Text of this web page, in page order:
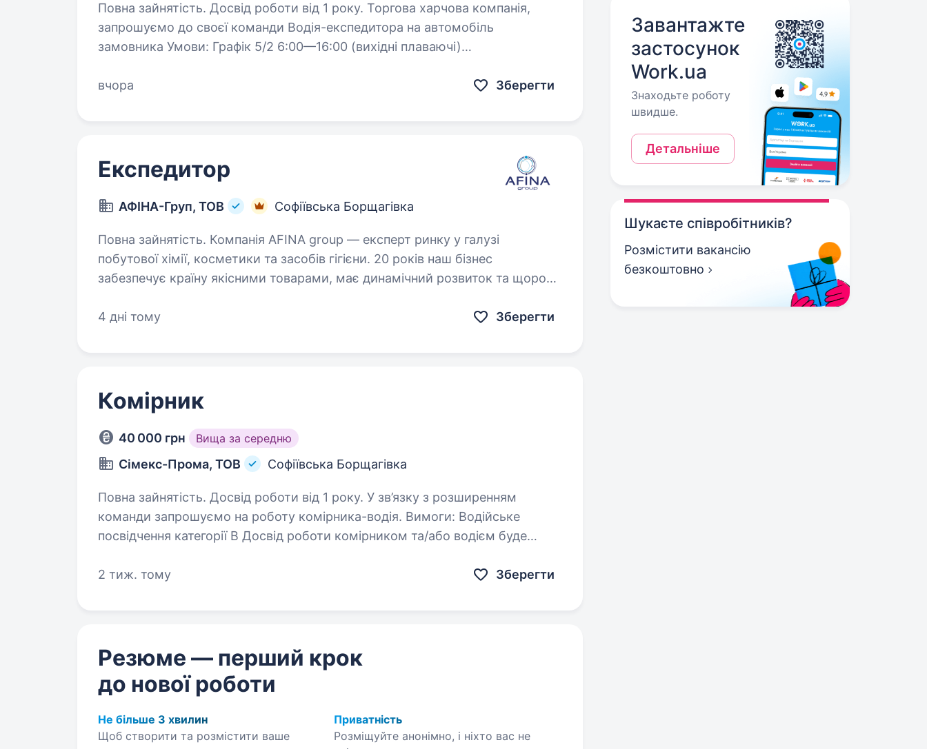
Повна зайнятість. Досвід роботи від 1 року. Торгова харчова компанія,
запрошуємо до своєї команди Водія-експедитора на автомобіль
замовника Умови: Графік 5/2 6:00—16:00 (вихідні плаваючі)
оформлення…
вчора Зберегти
Експедитор
АФІНА-Груп, ТОВ Софіївська Борщагівка
Повна зайнятість. Компанія AFINA group — експерт ринку у галузі
побутової хімії, косметики та засобів гігієни. 20 років наш бізнес
забезпечує країну якісними товарами, має динамічний розвиток та щороку
4 дні тому
Зберегти
Комірник
40 000 грн Вища за середню
Сімекс-Прома, ТОВ Софіївська Борщагівка
Повна зайнятість. Досвід роботи від 1 року. У зв’язку з розширенням
команди запрошуємо на роботу комірника-водія. Вимоги: Водійське
посвідчення категорії B Досвід роботи комірником та/або водієм буде
2 тиж. тому
Зберегти
Резюме — перший крок
до нової роботи
Не більше 3 хвилин
Щоб створити та розмістити ваше
Приватність
Розміщуйте анонімно, і ніхто вас не
Завантажте
застосунок
Work.ua
Знаходьте роботу
швидше.
Детальніше
Шукаєте співробітників?
Розмістити вакансію
безкоштовно